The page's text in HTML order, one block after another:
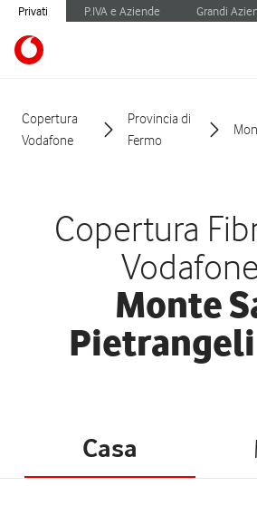
Privati P.IVA e Aziende Grandi
Copertura
Vodafone
Provincia di
Fermo
Copertura
Monte
Casa